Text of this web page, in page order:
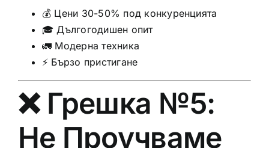
💰 Цени 30-50% под конкуренцията
🎓 Дългогодишен опит
🚛 Модерна техника
⚡ Бързо пристигане
❌ Грешка №5:
Не Проучваме